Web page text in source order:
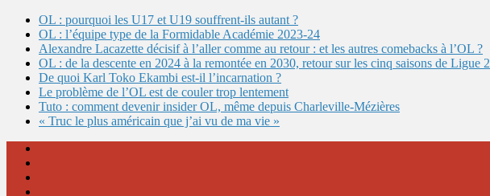
OL : pourquoi les U17 et U19 souffrent-ils autant ?
OL : l’équipe type de la Formidable Académie 2023-24
Alexandre Lacazette décisif à l’aller comme au retour : et les autres comebacks à l’OL ?
OL : de la descente en 2024 à la remontée en 2030, retour sur les cinq saisons de Ligue 2
De quoi Karl Toko Ekambi est-il l’incarnation ?
Le problème de l’OL est de couler trop lentement
Tuto : comment devenir insider OL, même depuis Charleville-Mézières
« Truc le plus américain que j’ai vu de ma vie »